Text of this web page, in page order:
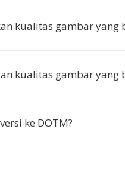
kualitas gambar yang
kualitas gambar yang
ke DOTM?